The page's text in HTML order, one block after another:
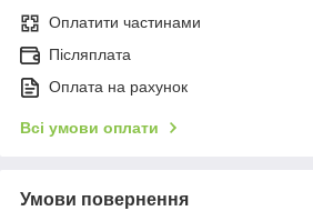
Оплатити частинами
Післяплата
Оплата на рахунок
Всі умови оплати
Умови повернення